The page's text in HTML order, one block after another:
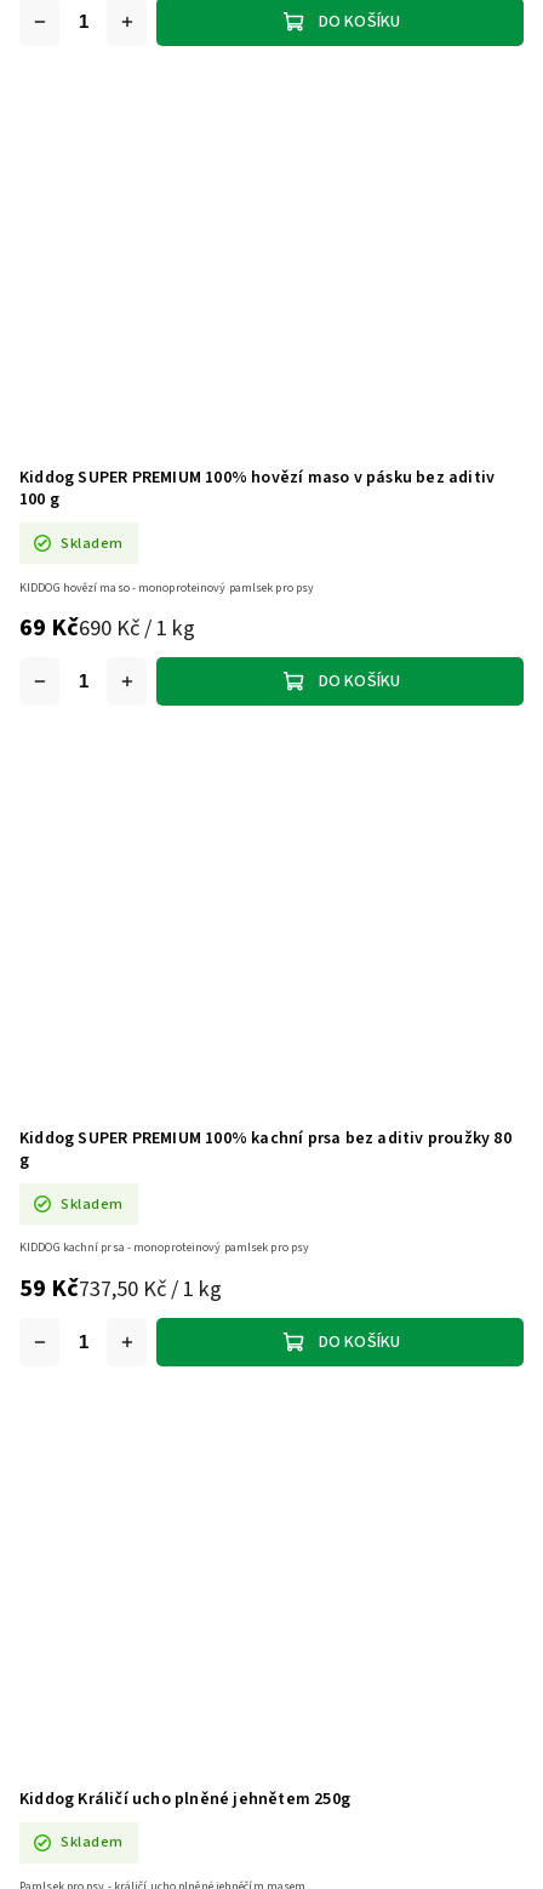
DO KOŠÍKU
Kiddog SUPER PREMIUM 100% hovězí maso v pásku bez aditiv
100 g
Skladem
69 Kč690 Kč / 1 kg
DO KOŠÍKU
KIDDOG hovězí maso - monoproteinový pamlsek pro psy
Kiddog SUPER PREMIUM 100% kachní prsa bez aditiv proužky 80
g
Skladem
59 Kč737,50 Kč / 1 kg
DO KOŠÍKU
KIDDOG kachní prsa - monoproteinový pamlsek pro psy
Kiddog Králičí ucho plněné jehnětem 250g
Skladem